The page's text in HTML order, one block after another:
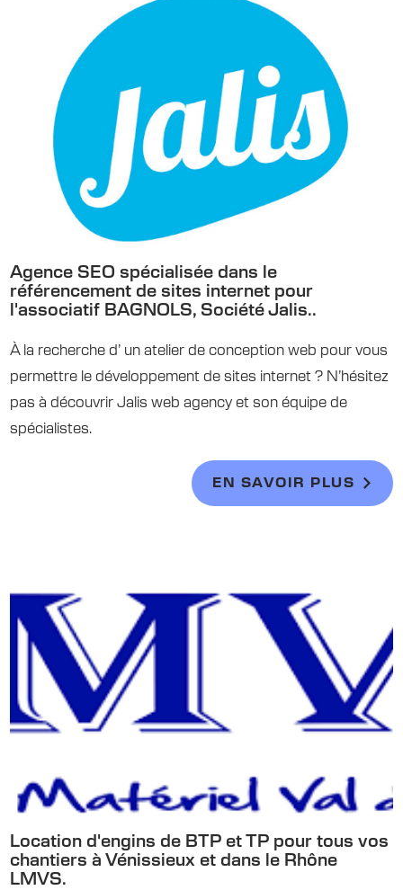
Agence SEO spécialisée dans le
référencement de sites internet pour
l'associatif BAGNOLS, Société Jalis..
À la recherche d’ un atelier de conception web pour vous
permettre le développement de sites internet ? N’hésitez
pas à découvrir Jalis web agency et son équipe de
spécialistes.
EN SAVOIR PLUS
Location d'engins de BTP et TP pour tous vos
chantiers à Vénissieux et dans le Rhône
LMVS.